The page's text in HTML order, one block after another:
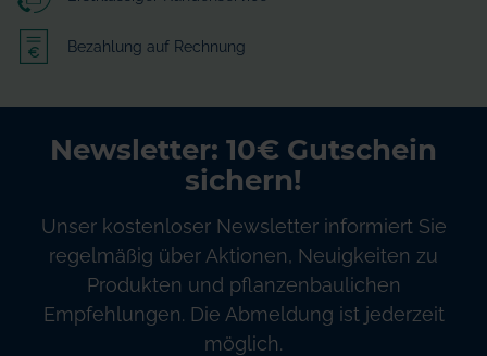
Bezahlung auf Rechnung
Newsletter: 10€ Gutschein
sichern!
Unser kostenloser Newsletter informiert Sie
regelmäßig über Aktionen, Neuigkeiten zu
Produkten und pflanzenbaulichen
Empfehlungen. Die Abmeldung ist jederzeit
möglich.